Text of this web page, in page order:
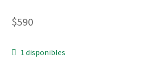
preguntas
$590
1 disponibles